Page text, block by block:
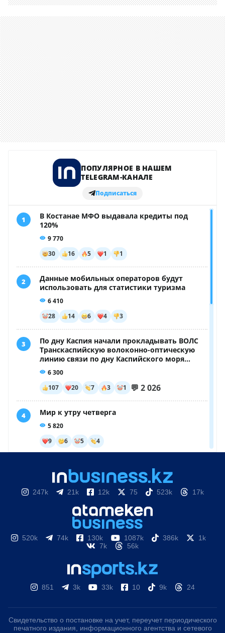
247k 21k 12k 75 523k 17k
520k 74k 130k 1087k 386k
1k
7k
56k
851 3k 33k 10 9k 24
Свидетельство о постановке на учет, переучет периодического
печатного издания, информационного агентства и сетевого